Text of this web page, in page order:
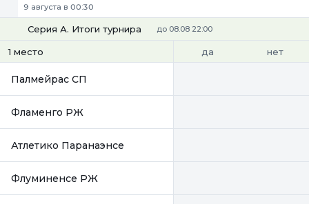
9 августа в 00:30
Серия А. Итоги турнира до 08.08 22:00
1 место да нет
Палмейрас СП
Фламенго РЖ
Атлетико Паранаэнсе
Флуминенсе РЖ